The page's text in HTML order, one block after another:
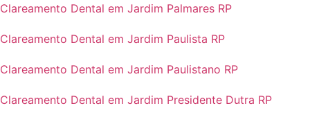
Clareamento Dental em Jardim Palmares RP
Clareamento Dental em Jardim Paulista RP
Clareamento Dental em Jardim Paulistano RP
Clareamento Dental em Jardim Presidente Dutra RP